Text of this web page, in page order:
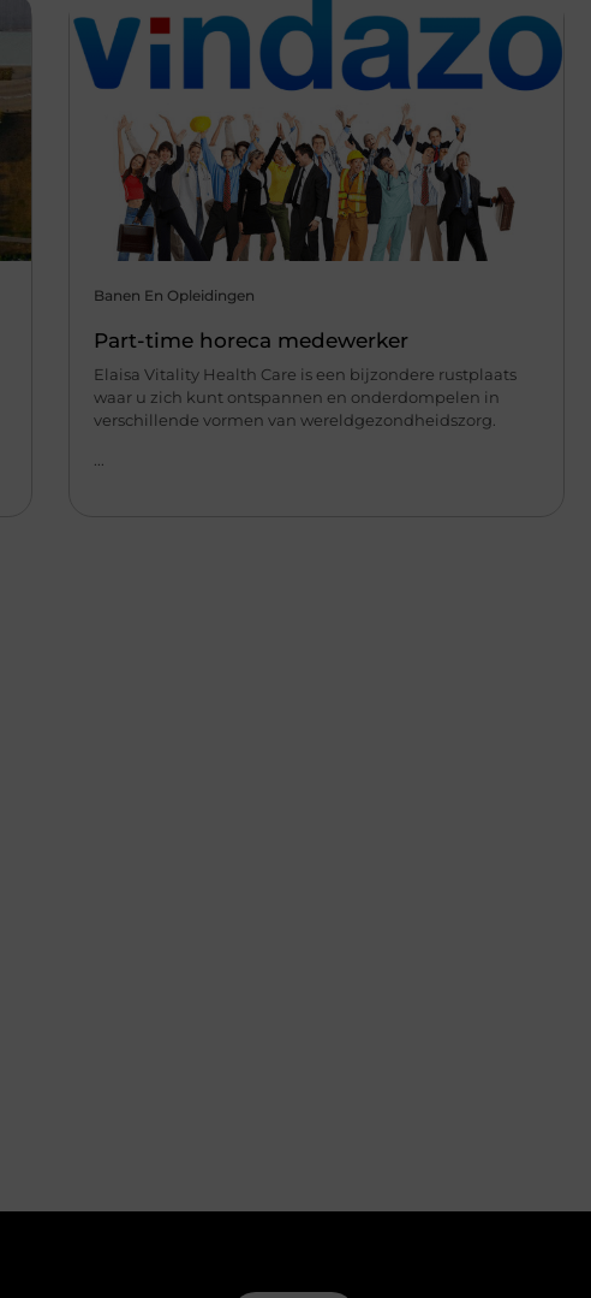
Banen En Opleidingen
Part-time horeca medewerker
Elaisa Vitality Health Care is een bijzondere rustplaats
waar u zich kunt ontspannen en onderdompelen in
verschillende vormen van wereldgezondheidszorg.
...